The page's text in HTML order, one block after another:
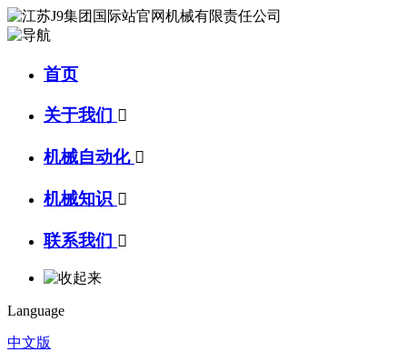
首页
关于我们 
机械自动化 
机械知识 
联系我们 
Language
中文版